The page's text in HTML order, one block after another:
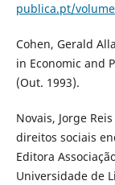
publica.pt/
Cohen, Gerald
in Economic and
(Out. 1993).
Novais, Jorge
direitos sociais
Editora
Universidade de